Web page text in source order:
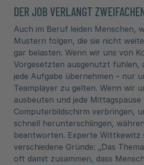
DER JOB VERLANGT
Auch im Beruf leiden Menschen,
Mustern folgen, die sie nicht
gar belasten. Wenn wir uns von
Vorgesetzten ausgenutzt fühlen,
jede Aufgabe übernehmen – nur
Teamplayer zu gelten. Wenn wir
ausbeuten und jede Mittagspause
Computerbildschirm verbringen,
schnell herunterschlingen,
beantworten. Experte Wittkewitz
verschiedene Gründe: „Das
oft damit zusammen, dass